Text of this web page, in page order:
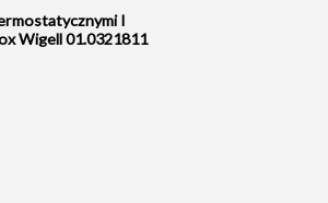
I
Wigell 01.0321811